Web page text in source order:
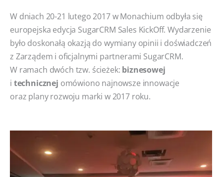
W dniach 20-21 lutego 2017 w Monachium odbyła się
europejska edycja SugarCRM Sales KickOff. Wydarzenie
było doskonałą okazją do wymiany opinii i doświadczeń
z Zarządem i oficjalnymi partnerami SugarCRM.
W ramach dwóch tzw. ścieżek: biznesowej
i technicznej omówiono najnowsze innowacje
oraz plany rozwoju marki w 2017 roku.